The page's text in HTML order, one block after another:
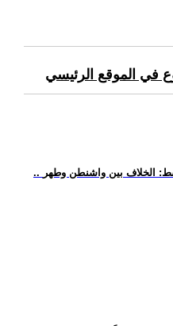
في الموقع الرئيسي
الخلاف بين واشنطن وطهر